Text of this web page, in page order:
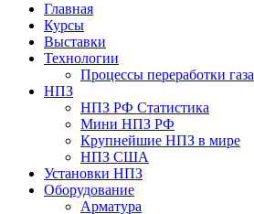
Главная
Курсы
Выставки
Технологии
Процессы переработки газа
НПЗ
НПЗ РФ Статистика
Мини НПЗ РФ
Крупнейшие НПЗ в мире
НПЗ США
Установки НПЗ
Оборудование
Арматура